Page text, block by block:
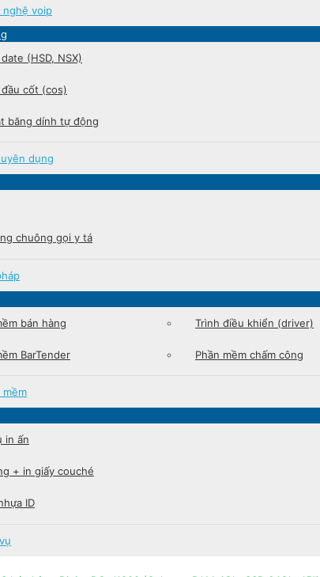
nghệ voip
(HSD, NSX)
cốt (cos)
băng dính tự động
dụng
chuông gọi y tá
bán hàng
BarTender
Trình điều khiển (driver)
Phần mềm chấm công
mềm
in ấn
+ in giấy couché
ID